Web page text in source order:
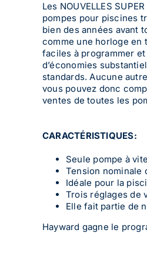
Les NOUVELLES
pompes pour piscines
bien des années avant
comme une horloge
faciles à programmer
d’économies
standards. Aucune
vous pouvez donc
ventes de toutes les
CARACTÉRISTIQUES:
Seule pompe à
Tension nominale
Idéale pour la
Trois réglages de
Elle fait partie de
Hayward gagne le